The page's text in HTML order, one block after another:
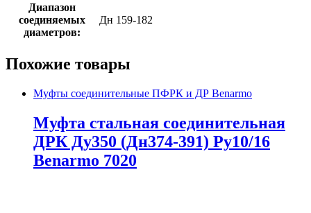
Диапазон
соединяемых
диаметров:
Дн 159-182
Похожие товары
Муфты соединительные ПФРК и ДР Benarmo
Муфта стальная соединительная
ДРК Ду350 (Дн374-391) Ру10/16
Benarmo 7020